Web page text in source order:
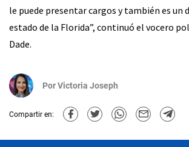
le puede presentar cargos y también es un
estado de la Florida”, continuó el vocero
Dade.
PorVictoria Joseph
Compartir en: